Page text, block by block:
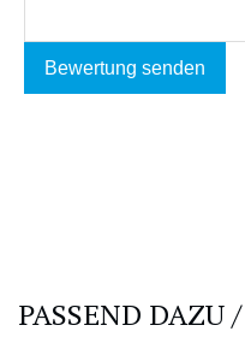
Bewertung senden
PASSEND